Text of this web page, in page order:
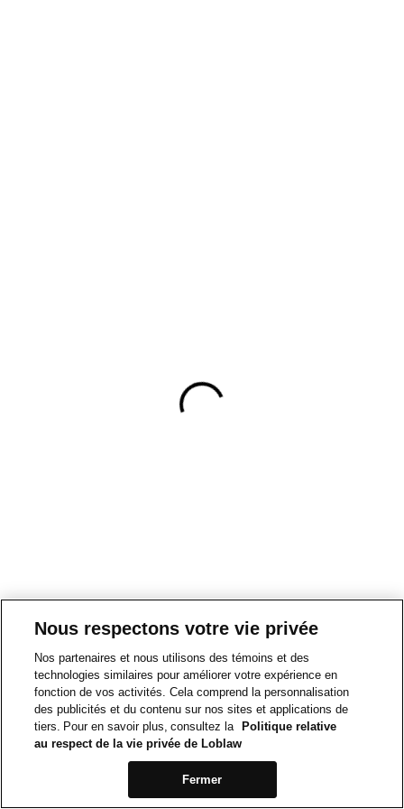
Nous respectons votre vie privée
Nos partenaires et nous utilisons des témoins et des
technologies similaires pour améliorer votre expérience en
fonction de vos activités. Cela comprend la personnalisation
des publicités et du contenu sur nos sites et applications de
tiers. Pour en savoir plus, consultez la
Politique relative
au respect de la vie privée de Loblaw
Fermer